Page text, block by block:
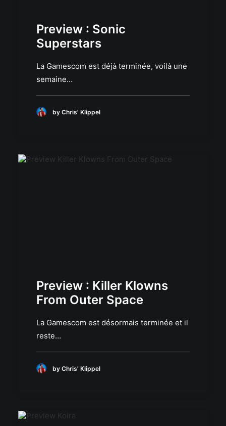
Preview : Sonic
Superstars
La Gamescom est déjà terminée, voilà une
semaine…
by Chris' Klippel
Preview : Killer Klowns
From Outer Space
La Gamescom est désormais terminée et il
reste…
by Chris' Klippel